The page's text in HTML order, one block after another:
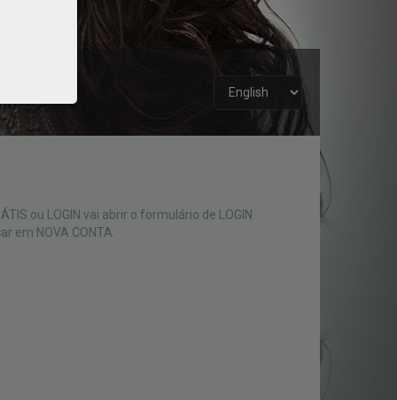
ou LOGIN vai abrir o formulário de LOGIN.
em NOVA CONTA.